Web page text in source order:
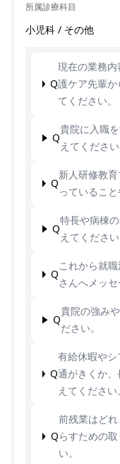
所属診療科目
小児科 / その他
Q
現在の業務
護ケア先輩か
てください。
Q
貴院に入職
えてください
Q
新人研修教
っているこ
Q
特長や病棟
えてください
Q
これから就
さんへメッセ
Q
貴院の強み
ださい。
Q
有給休暇や
通がきくか
えてください。
Q
前残業はど
らすための
い。